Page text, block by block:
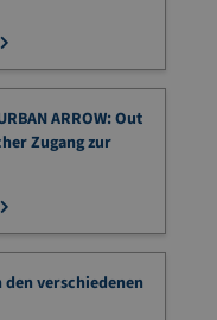
ARROW: Out
Zugang zur
verschiedenen